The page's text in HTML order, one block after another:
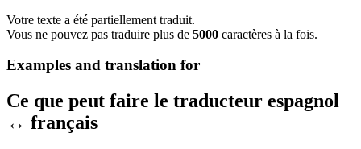
Votre texte a été partiellement traduit.
Vous ne pouvez pas traduire plus de 5000 caractères à la fois.
Examples and translation for
Ce que peut faire le traducteur espagnol
↔ français